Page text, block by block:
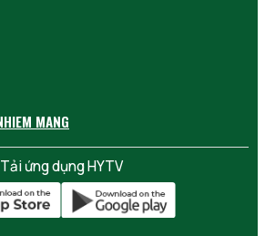
Tải ứng dụng HYTV